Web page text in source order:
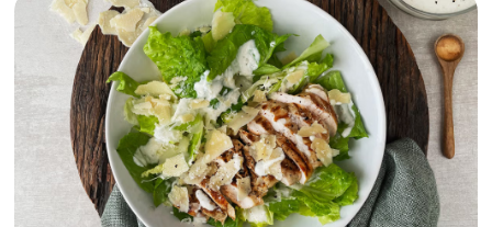
peso durante la menopausia.